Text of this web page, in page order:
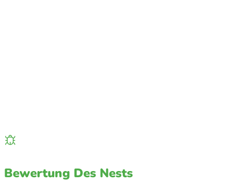
Bewertung Des Nests